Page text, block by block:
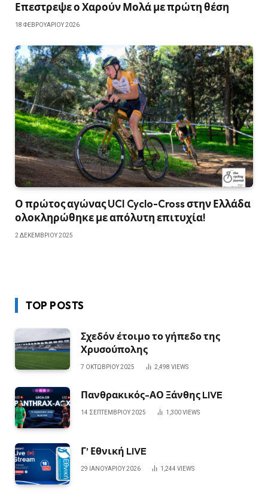
Επεστρεψε ο Χαρούν Μολά με πρώτη θέση
18 ΦΕΒΡΟΥΑΡΊΟΥ 2026
Ο πρώτος αγώνας UCI Cyclo-Cross στην Ελλάδα
ολοκληρώθηκε με απόλυτη επιτυχία!
2 ΔΕΚΕΜΒΡΊΟΥ 2025
TOP POSTS
Σχεδόν έτοιμο το γήπεδο της
Χρυσούπολης
7 ΟΚΤΩΒΡΊΟΥ 2025 2,498 VIEWS
Πανθρακικός-ΑΟ Ξάνθης LIVE
14 ΣΕΠΤΕΜΒΡΊΟΥ 2025 1,300VIEWS
Γ’ Εθνική LIVE
29 ΙΑΝΟΥΑΡΊΟΥ 2026 1,244 VIEWS